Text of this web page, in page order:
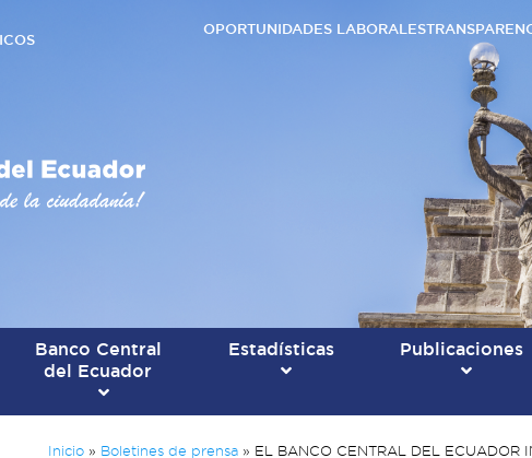
OPORTUNIDADES LABORALES
Banco Central
del Ecuador
Estadísticas Publicaciones
Inicio » Boletines de prensa » EL BANCO CENTRAL DEL ECUADOR